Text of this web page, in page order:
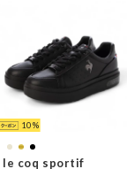
10
le coq sportif